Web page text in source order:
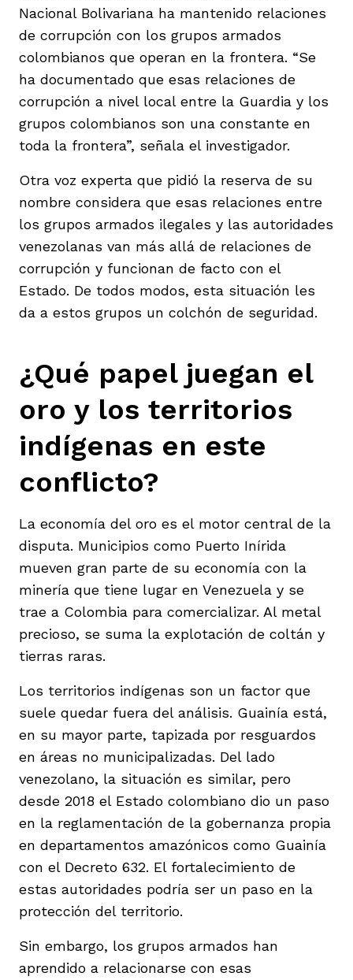
Nacional Bolivariana ha mantenido relaciones
de corrupción con los grupos armados
colombianos que operan en la frontera. “Se
ha documentado que esas relaciones de
corrupción a nivel local entre la Guardia y los
grupos colombianos son una constante en
toda la frontera”, señala el investigador.
Otra voz experta que pidió la reserva de su
nombre considera que esas relaciones entre
los grupos armados ilegales y las autoridades
venezolanas van más allá de relaciones de
corrupción y funcionan de facto con el
Estado. De todos modos, esta situación les
da a estos grupos un colchón de seguridad.
¿Qué papel juegan el
oro y los territorios
indígenas en este
conflicto?
La economía del oro es el motor central de la
disputa. Municipios como Puerto Inírida
mueven gran parte de su economía con la
minería que tiene lugar en Venezuela y se
trae a Colombia para comercializar. Al metal
precioso, se suma la explotación de coltán y
tierras raras.
Los territorios indígenas son un factor que
suele quedar fuera del análisis. Guainía está,
en su mayor parte, tapizada por resguardos
en áreas no municipalizadas. Del lado
venezolano, la situación es similar, pero
desde 2018 el Estado colombiano dio un paso
en la reglamentación de la gobernanza propia
en departamentos amazónicos como Guainía
con el Decreto 632. El fortalecimiento de
estas autoridades podría ser un paso en la
protección del territorio.
Sin embargo, los grupos armados han
aprendido a relacionarse con esas